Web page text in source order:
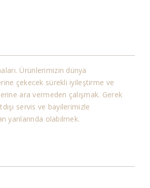
Ürünlerimizin dünya
çekecek sürekli iyileştirme ve
ara vermeden çalışmak. Gerek
servis ve bayilerimizle
yanlarında olabilmek.